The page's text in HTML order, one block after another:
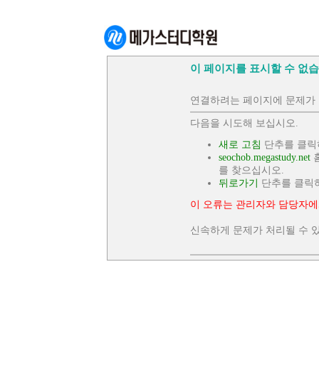
이 페이지를 표시할 수 없
연결하려는 페이지에 문제
다음을 시도해 보십시오.
새로 고침 단추를 클
seochob.megastudy.net
를 찾으십시오.
뒤로가기
단추를 클릭
이 오류는 관리자와 담당자
신속하게 문제가 처리될 수